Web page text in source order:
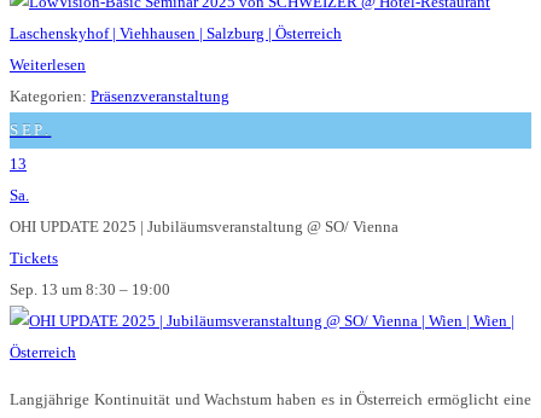
Weiterlesen
Kategorien: Präsenzveranstaltung
SEP.
13
Sa.
OHI UPDATE 2025 | Jubiläumsveranstaltung @ SO/ Vienna
Tickets
Sep. 13 um 8:30 – 19:00
Langjährige Kontinuität und Wachstum haben es in Österreich ermöglicht eine